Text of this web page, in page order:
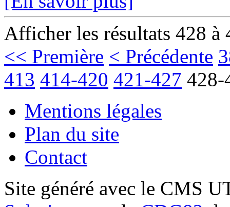
Afficher les résultats 428 à
<< Première < Précédente
413 414-420 421-427 428-
Mentions légales
Plan du site
Contact
Site généré avec le CMS